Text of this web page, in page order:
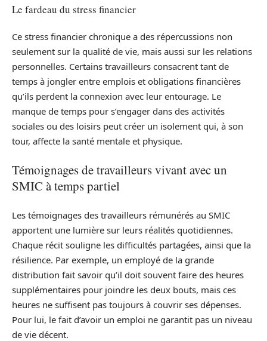
Le fardeau du stress financier
Ce stress financier chronique a des répercussions non
seulement sur la qualité de vie, mais aussi sur les relations
personnelles. Certains travailleurs consacrent tant de
temps à jongler entre emplois et obligations financières
qu’ils perdent la connexion avec leur entourage. Le
manque de temps pour s’engager dans des activités
sociales ou des loisirs peut créer un isolement qui, à son
tour, affecte la santé mentale et physique.
Témoignages de travailleurs vivant avec un
SMIC à temps partiel
Les témoignages des travailleurs rémunérés au SMIC
apportent une lumière sur leurs réalités quotidiennes.
Chaque récit souligne les difficultés partagées, ainsi que la
résilience. Par exemple, un employé de la grande
distribution fait savoir qu’il doit souvent faire des heures
supplémentaires pour joindre les deux bouts, mais ces
heures ne suffisent pas toujours à couvrir ses dépenses.
Pour lui, le fait d’avoir un emploi ne garantit pas un niveau
de vie décent.